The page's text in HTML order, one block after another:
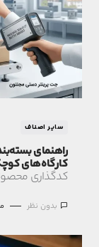
سایر اصناف
راهنمای
کارگاه‌های
کدگذاری
بدون نظر